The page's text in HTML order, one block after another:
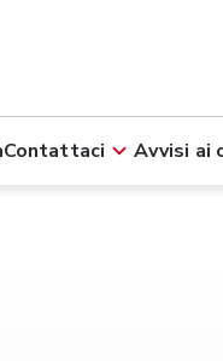
Contattaci Avvisi ai